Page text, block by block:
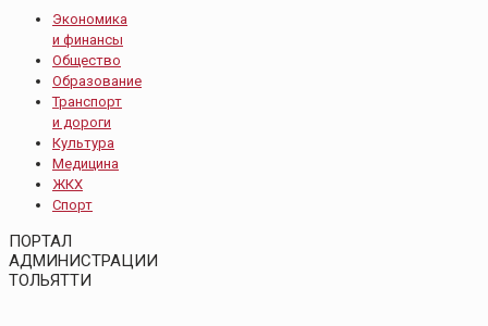
Экономика
и финансы
Общество
Образование
Транспорт
и дороги
Культура
Медицина
ЖКХ
Спорт
ПОРТАЛ
АДМИНИСТРАЦИИ
ТОЛЬЯТТИ